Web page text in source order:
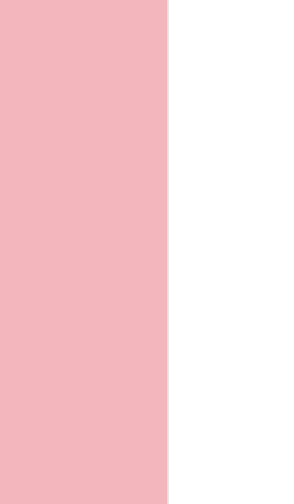
Sono un
danno vita a
di questo
Lungo la
accomodarsi e